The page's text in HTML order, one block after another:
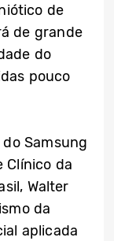
de
de grande
do
pouco
Samsung
Clínico da
Walter
da
aplicada